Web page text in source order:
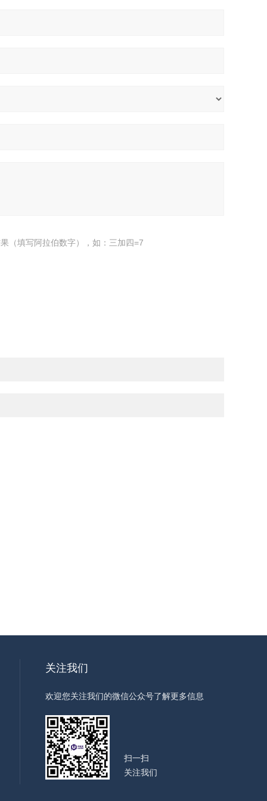
（填写阿拉伯数字），如：三加四=7
关注我们
欢迎您关注我们的微信公众号了解更多信息
扫一扫
关注我们